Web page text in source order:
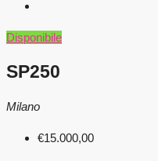
Disponibile
SP250
Milano
€15.000,00